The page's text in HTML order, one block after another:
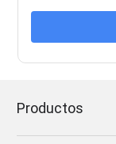
Productos